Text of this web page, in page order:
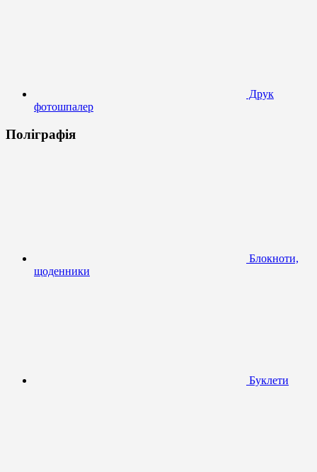
Друк
фотошпалер
Поліграфія
Блокноти,
щоденники
Буклети